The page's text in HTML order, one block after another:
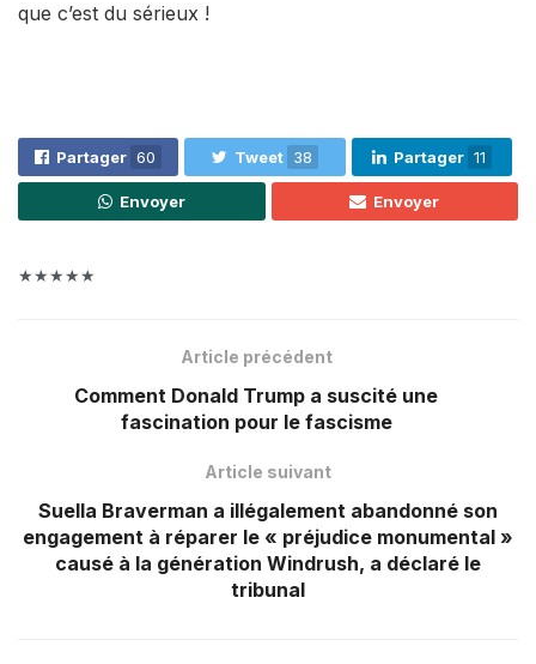
que c’est du sérieux !
Partager 60 Tweet 38 Partager 11
Envoyer Envoyer
★★★★★
Article précédent
Comment Donald Trump a suscité une
fascination pour le fascisme
Article suivant
Suella Braverman a illégalement abandonné son
engagement à réparer le « préjudice monumental »
causé à la génération Windrush, a déclaré le
tribunal